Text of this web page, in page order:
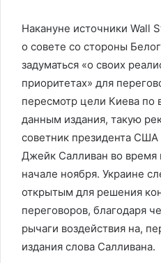
Накануне источники Wall
о совете со стороны
задуматься «о своих
приоритетах» для
пересмотр цели Киева
данным издания, такую
советник президента США
Джейк Салливан во время
начале ноября. Украине
открытым для решения
переговоров, благодаря
рычаги воздействия на,
издания слова Салливана.